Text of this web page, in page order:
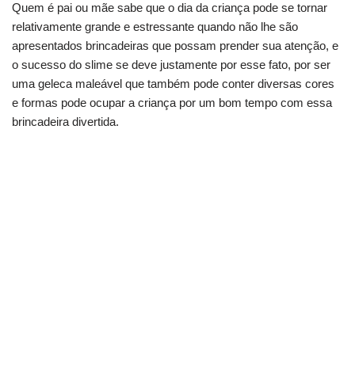
Quem é pai ou mãe sabe que o dia da criança pode se tornar
relativamente grande e estressante quando não lhe são
apresentados brincadeiras que possam prender sua atenção, e
o sucesso do slime se deve justamente por esse fato, por ser
uma geleca maleável que também pode conter diversas cores
e formas pode ocupar a criança por um bom tempo com essa
brincadeira divertida.